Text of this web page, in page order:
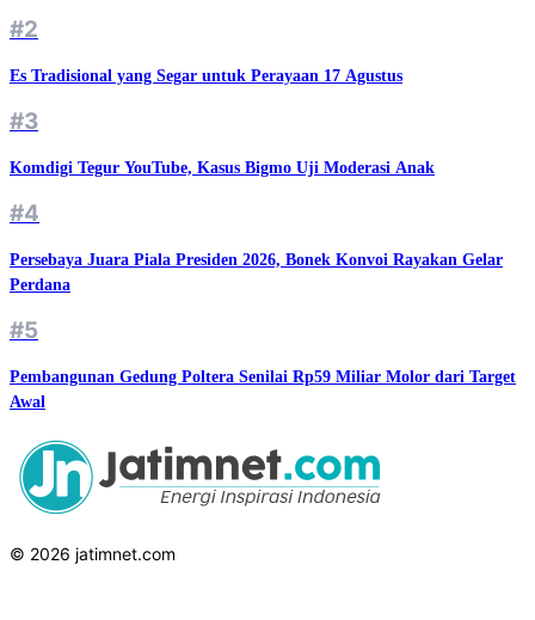
#2
Es Tradisional yang Segar untuk Perayaan 17 Agustus
#3
Komdigi Tegur YouTube, Kasus Bigmo Uji Moderasi Anak
#4
Persebaya Juara Piala Presiden 2026, Bonek Konvoi Rayakan Gelar
Perdana
#5
Pembangunan Gedung Poltera Senilai Rp59 Miliar Molor dari Target
Awal
© 2026 jatimnet.com